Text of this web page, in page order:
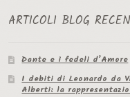
ARTICOLI BLOG
Dante e i fedeli d’Amore
I debiti di Leonardo da
Alberti: la